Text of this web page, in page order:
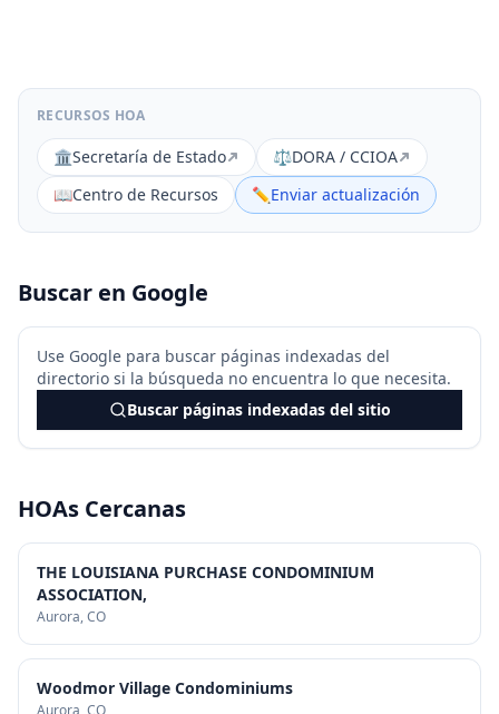
RECURSOS HOA
🏛️Secretaría de Estado ⚖️DORA / CCIOA
📖Centro de Recursos ✏️Enviar actualización
Buscar en Google
Use Google para buscar páginas indexadas del
directorio si la búsqueda no encuentra lo que necesita.
Buscar páginas indexadas del sitio
HOAs Cercanas
THE LOUISIANA PURCHASE CONDOMINIUM
ASSOCIATION,
Aurora, CO
Woodmor Village Condominiums
Aurora , CO